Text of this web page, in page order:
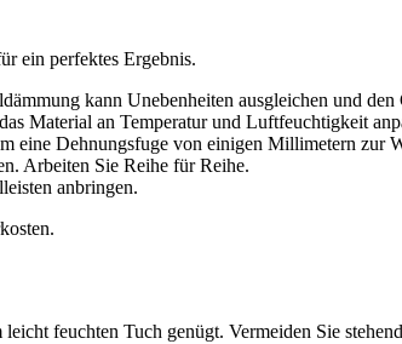
ein perfektes Ergebnis.
kann Unebenheiten ausgleichen und
Material an Temperatur und Luftfeuchtigkeit
eine Dehnungsfuge von einigen Millimetern zur
Arbeiten Sie Reihe für Reihe.
anbringen.
feuchten Tuch genügt. Vermeiden Sie